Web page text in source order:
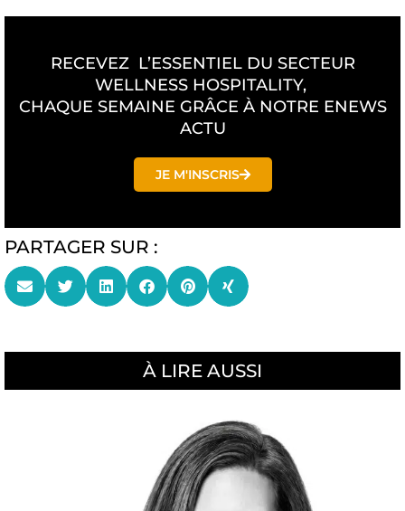
RECEVEZ L’ESSENTIEL DU SECTEUR
WELLNESS HOSPITALITY,
CHAQUE SEMAINE GRÂCE À NOTRE ENEWS
ACTU
JE M'INSCRIS
PARTAGER SUR :
À LIRE AUSSI